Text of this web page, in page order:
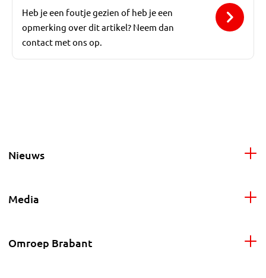
Heb je een foutje gezien of heb je een
opmerking over dit artikel? Neem dan
contact met ons op.
Nieuws
Media
Omroep Brabant